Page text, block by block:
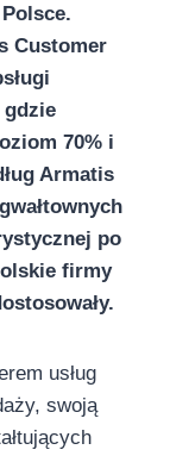
Customer
gdzie
70% i
Armatis
po
firmy
usług
swoją